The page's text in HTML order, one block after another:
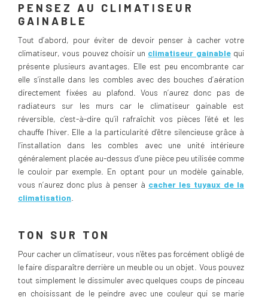
PENSEZ AU CLIMATISEUR
GAINABLE
Tout d’abord, pour éviter de devoir penser à cacher votre
climatiseur, vous pouvez choisir un climatiseur gainablequi
présente plusieurs avantages. Elle est peu encombrante car
elle s’installe dans les combles avec des bouches d’aération
directement fixées au plafond. Vous n’aurez donc pas de
radiateurs sur les murs car le climatiseur gainable est
réversible, c’est-à-dire qu’il rafraîchit vos pièces l’été et les
chauffe l’hiver. Elle a la particularité d’être silencieuse grâce à
l’installation dans les combles avec une unité intérieure
généralement placée au-dessus d’une pièce peu utilisée comme
le couloir par exemple. En optant pour un modèle gainable,
vous n’aurez donc plus à penser à cacher les tuyaux de la
climatisation
TON SUR TON
Pour cacher un climatiseur, vous n’êtes pas forcément obligé de
le faire disparaître derrière un meuble ou un objet. Vous pouvez
tout simplement le dissimuler avec quelques coups de pinceau
en choisissant de le peindre avec une couleur qui se marie